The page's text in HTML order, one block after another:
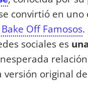
convirtió en
Off Famosos
sociales es
original